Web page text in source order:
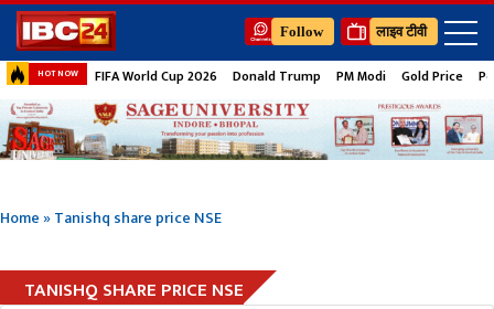
Follow लाइव टीवी
HOT NOW FIFA World Cup 2026 Donald Trump PM Modi Gold Price
Home»Tanishq share price NSE
TANISHQ SHARE PRICE NSE